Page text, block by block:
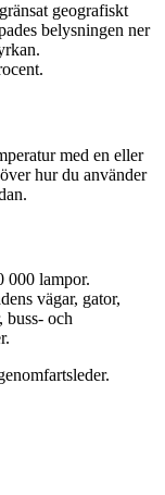
geografiskt
belysningen ner
med en eller
hur du använder
000 lampor.
vägar, gator,
buss- och